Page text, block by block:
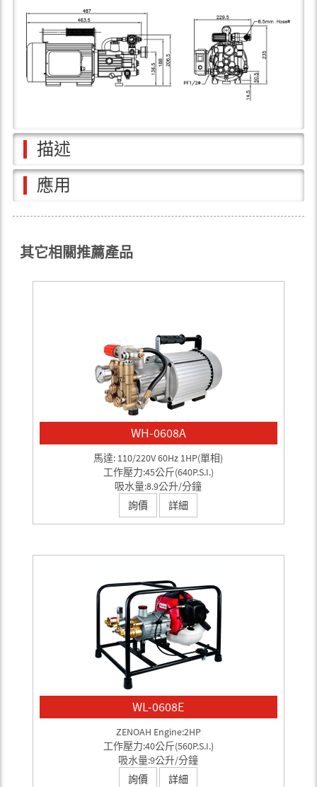
描述
應用
其它相關推薦產品
WH-0608A
馬達: 110/220V 60Hz 1HP(單相)
工作壓力:45公斤(640P.S.I.)
吸水量:8.9公升/分鐘
詢價
詳細
WL-0608E
ZENOAH Engine:2HP
工作壓力:40公斤(560P.S.I.)
吸水量:9公升/分鐘
詢價
詳細